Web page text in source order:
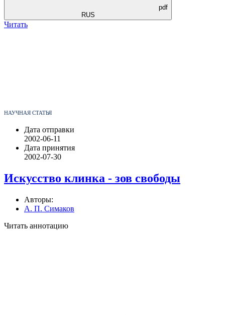
pdf
RUS
Читать
НАУЧНАЯ СТАТЬЯ
Дата отправки
2002-06-11
Дата принятия
2002-07-30
Искусство клинка - зов свободы
Авторы:
А. П. Симаков
Читать аннотацию